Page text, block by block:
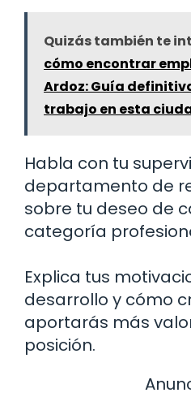
Quizás también te
cómo encontrar
Ardoz: Guía
trabajo en esta
Habla con tu
departamento de
sobre tu deseo de
categoría
Explica tus
desarrollo y cómo
aportarás más
posición.